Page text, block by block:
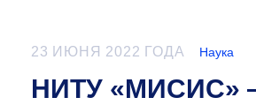
23 ИЮНЯ 2022 ГОДА Наука
НИТУ «МИСИС» —